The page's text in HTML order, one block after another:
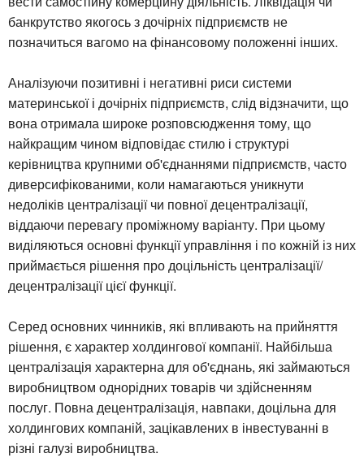
банкрутство якогось з дочірніх підприємств не
позначиться вагомо на фінансовому положенні інших.
Аналізуючи позитивні і негативні риси системи
материнської і дочірніх підприємств, слід відзначити, що
вона отримала широке розповсюдження тому, що
найкращим чином відповідає стилю і структурі
керівництва крупними об'єднаннями підприємств, часто
диверсифікованими, коли намагаються уникнути
недоліків централізації чи повної децентралізації,
віддаючи перевагу проміжному варіанту. При цьому
виділяються основні функції управління і по кожній із них
приймається рішення про доцільність централізації/
децентралізації цієї функції.
Серед основних чинників, які впливають на прийняття
рішення, є характер холдингової компанії. Найбільша
централізація характерна для об'єднань, які займаються
виробництвом однорідних товарів чи здійсненням
послуг. Повна децентралізація, навпаки, доцільна для
холдингових компаній, зацікавлених в інвестуванні в
різні галузі виробництва.